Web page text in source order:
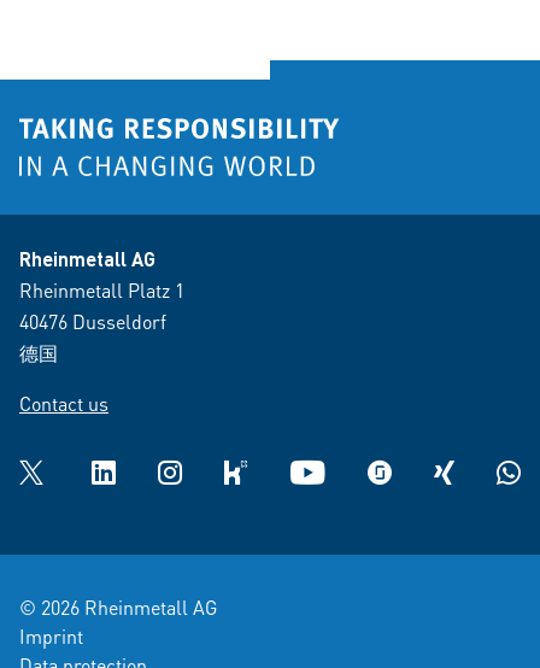
Rheinmetall AG
Rheinmetall Platz 1
40476 Dusseldorf
德国
Contact us
Twitter LinkedInInstagramkununu YouTube glassdoorXING
© 2026 Rheinmetall AG
Imprint